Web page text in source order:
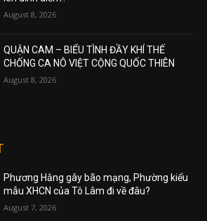
August 8, 2026
QUẬN CAM – BIỂU TÌNH ĐẦY KHÍ THẾ
CHỐNG CA NÔ VIỆT CỘNG QUỐC THIÊN
August 8, 2026
Phương Hằng gây bão mạng, Phường kiểu
mẫu XHCN của Tô Lâm đi về đâu?
August 7, 2026